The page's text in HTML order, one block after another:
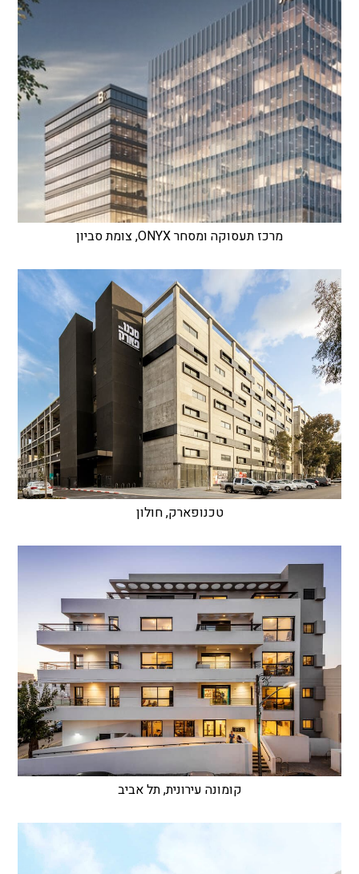
מרכז תעסוקה ומסחר ONYX, צומת סביון
טכנופארק, חולון
קומונה עירונית, תל אביב